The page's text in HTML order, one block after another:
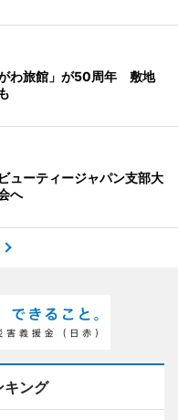
わ旅館」が50周年 敷地
ューティージャパン支部大
へ
キング